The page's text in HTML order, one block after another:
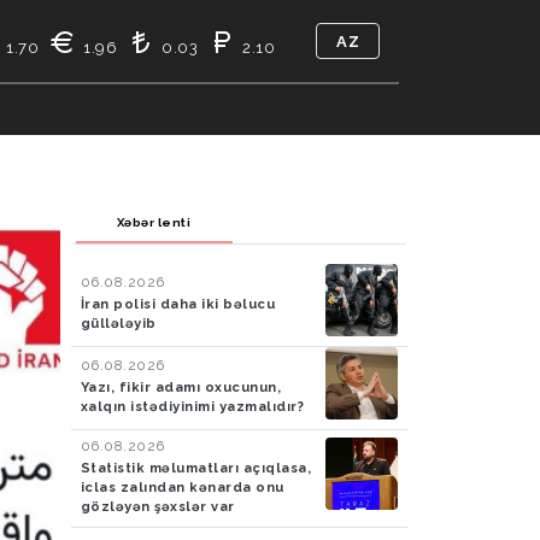
1.70 1.96 0.03 2.10 AZ
Xəbər lenti
06.08.2026
İran polisi daha iki bəlucu
güllələyib
06.08.2026
Yazı, fikir adamı oxucunun,
xalqın istədiyinimi yazmalıdır?
06.08.2026
Statistik məlumatları açıqlasa,
iclas zalından kənarda onu
gözləyən şəxslər var